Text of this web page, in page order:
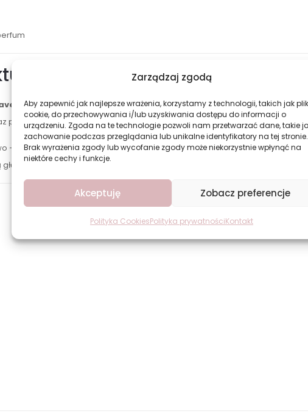
Zarządzaj zgodą
Aby zapewnić jak najlepsze wrażenia, korzystamy z technologii, takich jak
cookie, do przechowywania i/lub uzyskiwania dostępu do informacji o
urządzeniu. Zgoda na te technologie pozwoli nam przetwarzać dane, takie
zachowanie podczas przeglądania lub unikalne identyfikatory na tej stronie.
Brak wyrażenia zgody lub wycofanie zgody może niekorzystnie wpłynąć na
niektóre cechy i funkcje.
Akceptuję Zobacz preferencje
Polityka CookiesPolityka prywatnościKontakt
zostało stworzone dla osób, które chcą połączyć skuteczną
pozostawia długotrwałe uczucie miękkości i komfortu.
– świeże nuty owocowo-kwiatowe przechodzą w eleganckie akordy